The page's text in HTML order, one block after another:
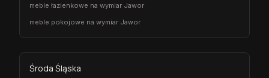
meble łazienkowe na wymiar Jawor
meble pokojowe na wymiar Jawor
Środa Śląska